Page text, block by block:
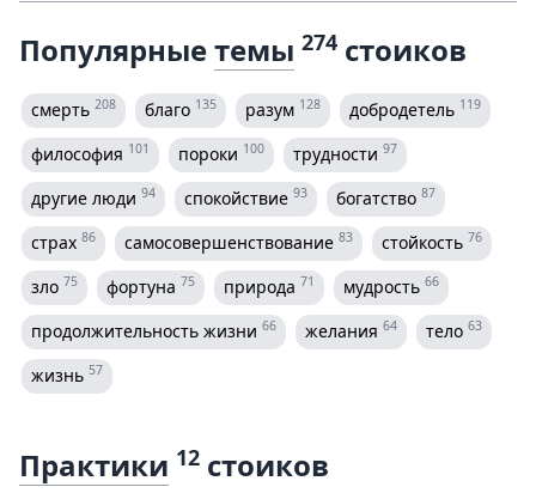
Популярныетемы 274 стоиков
смерть 208 благо 135 разум 128 добродетель 119
философия 101 пороки 100 трудности 97
другие люди 94 спокойствие 93 богатство 87
страх 86 самосовершенствование 83 стойкость 76
зло 75 фортуна 75 природа 71 мудрость 66
продолжительность жизни 66 желания 64 тело 63
жизнь 57
Практики 12 стоиков